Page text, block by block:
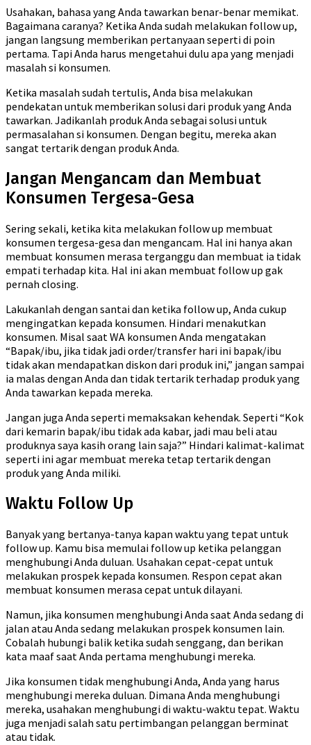
Usahakan, bahasa yang Anda tawarkan benar-benar memikat.
Bagaimana caranya? Ketika Anda sudah melakukan follow up,
jangan langsung memberikan pertanyaan seperti di poin
pertama. Tapi Anda harus mengetahui dulu apa yang menjadi
masalah si konsumen.
Ketika masalah sudah tertulis, Anda bisa melakukan
pendekatan untuk memberikan solusi dari produk yang Anda
tawarkan. Jadikanlah produk Anda sebagai solusi untuk
permasalahan si konsumen. Dengan begitu, mereka akan
sangat tertarik dengan produk Anda.
Jangan Mengancam dan Membuat
Konsumen Tergesa-Gesa
Sering sekali, ketika kita melakukan follow up membuat
konsumen tergesa-gesa dan mengancam. Hal ini hanya akan
membuat konsumen merasa terganggu dan membuat ia tidak
empati terhadap kita. Hal ini akan membuat follow up gak
pernah closing.
Lakukanlah dengan santai dan ketika follow up, Anda cukup
mengingatkan kepada konsumen. Hindari menakutkan
konsumen. Misal saat WA konsumen Anda mengatakan
“Bapak/ibu, jika tidak jadi order/transfer hari ini bapak/ibu
tidak akan mendapatkan diskon dari produk ini,” jangan sampai
ia malas dengan Anda dan tidak tertarik terhadap produk yang
Anda tawarkan kepada mereka.
Jangan juga Anda seperti memaksakan kehendak. Seperti “Kok
dari kemarin bapak/ibu tidak ada kabar, jadi mau beli atau
produknya saya kasih orang lain saja?” Hindari kalimat-kalimat
seperti ini agar membuat mereka tetap tertarik dengan
produk yang Anda miliki.
Waktu Follow Up
Banyak yang bertanya-tanya kapan waktu yang tepat untuk
follow up. Kamu bisa memulai follow up ketika pelanggan
menghubungi Anda duluan. Usahakan cepat-cepat untuk
melakukan prospek kepada konsumen. Respon cepat akan
membuat konsumen merasa cepat untuk dilayani.
Namun, jika konsumen menghubungi Anda saat Anda sedang di
jalan atau Anda sedang melakukan prospek konsumen lain.
Cobalah hubungi balik ketika sudah senggang, dan berikan
kata maaf saat Anda pertama menghubungi mereka.
Jika konsumen tidak menghubungi Anda, Anda yang harus
menghubungi mereka duluan. Dimana Anda menghubungi
mereka, usahakan menghubungi di waktu-waktu tepat. Waktu
juga menjadi salah satu pertimbangan pelanggan berminat
atau tidak.